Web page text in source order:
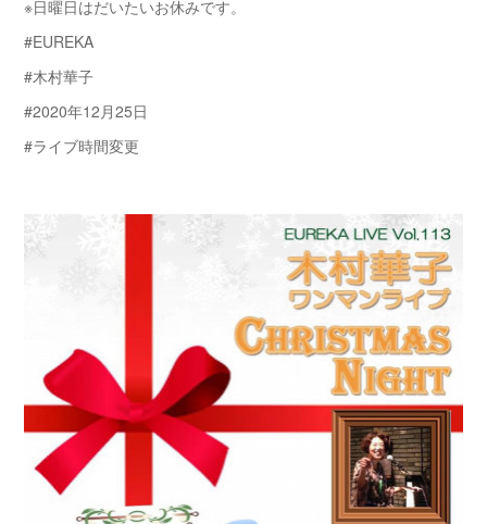
※日曜日はだいたいお休みです。
#EUREKA
#木村華子
#2020年12月25日
#ライブ時間変更